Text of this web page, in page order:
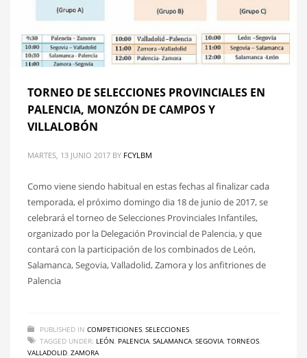
TORNEO DE SELECCIONES PROVINCIALES EN
PALENCIA, MONZÓN DE CAMPOS Y
VILLALOBÓN
MARTES, 13 JUNIO 2017 BY FCYLBM
Como viene siendo habitual en estas fechas al finalizar cada
temporada, el próximo domingo dia 18 de junio de 2017, se
celebrará el torneo de Selecciones Provinciales Infantiles,
organizado por la Delegación Provincial de Palencia, y que
contará con la participación de los combinados de León,
Salamanca, Segovia, Valladolid, Zamora y los anfitriones de
Palencia
PUBLISHED IN COMPETICIONES SELECCIONES
TAGGED UNDER: LEÓN PALENCIA SALAMANCA SEGOVIA TORNEOS
VALLADOLID ZAMORA